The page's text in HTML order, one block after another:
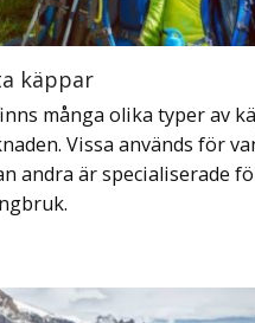
käppar
många olika typer av
Vissa används för
andra är specialiserade